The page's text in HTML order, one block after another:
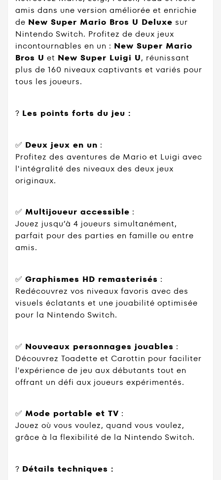
amis dans une version améliorée et enrichie
de New Super Mario Bros U Deluxe sur
Nintendo Switch. Profitez de deux jeux
incontournables en un : New Super Mario
Bros U et New Super Luigi U, réunissant
plus de 160 niveaux captivants et variés pour
tous les joueurs.
? Les points forts du jeu :
✅ Deux jeux en un :
Profitez des aventures de Mario et Luigi avec
l'intégralité des niveaux des deux jeux
originaux.
✅ Multijoueur accessible :
Jouez jusqu’à 4 joueurs simultanément,
parfait pour des parties en famille ou entre
amis.
✅ Graphismes HD remasterisés :
Redécouvrez vos niveaux favoris avec des
visuels éclatants et une jouabilité optimisée
pour la Nintendo Switch.
✅ Nouveaux personnages jouables :
Découvrez Toadette et Carottin pour faciliter
l'expérience de jeu aux débutants tout en
offrant un défi aux joueurs expérimentés.
✅ Mode portable et TV :
Jouez où vous voulez, quand vous voulez,
grâce à la flexibilité de la Nintendo Switch.
? Détails techniques :